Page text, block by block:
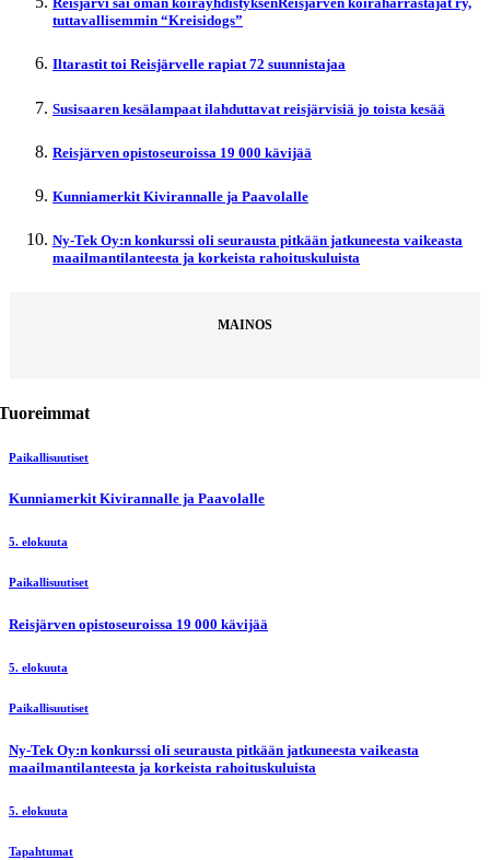
tuttavallisemmin “Kreisidogs”
Iltarastit toi Reisjärvelle rapiat 72 suunnistajaa
Susisaaren kesälampaat ilahduttavat reisjärvisiä jo toista kesää
Reisjärven opistoseuroissa 19 000 kävijää
Kunniamerkit Kivirannalle ja Paavolalle
Ny-Tek Oy:n konkurssi oli seurausta pitkään jatkuneesta vaikeasta
maailmantilanteesta ja korkeista rahoituskuluista
MAINOS
Paikallisuutiset
Kunniamerkit Kivirannalle ja Paavolalle
5. elokuuta
Paikallisuutiset
Reisjärven opistoseuroissa 19 000 kävijää
5. elokuuta
Paikallisuutiset
Ny-Tek Oy:n konkurssi oli seurausta pitkään jatkuneesta vaikeasta
maailmantilanteesta ja korkeista rahoituskuluista
5. elokuuta
Tapahtumat